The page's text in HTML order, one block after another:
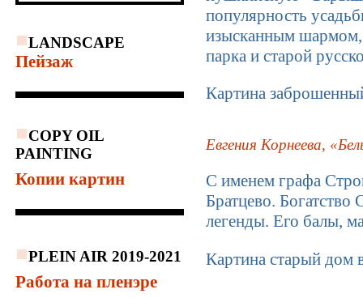
LANDSCAPE
Пейзаж
COPY OIL
PAINTING
Копии картин
PLEIN AIR 2019-2021
Работа на пленэре
популярность
изысканным шармом,
парка и старой
Картина
Евгения Корнеева,
С именем графа
Братцево.
легенды. Его балы,
Картина старый дом